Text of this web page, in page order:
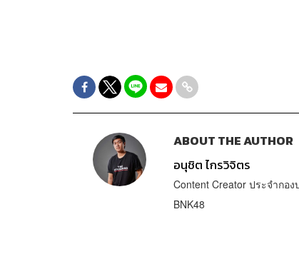
ABOUT THE AUTHOR
อนุชิต ไกรวิจิตร
Content Creator ประจำกอ
BNK48